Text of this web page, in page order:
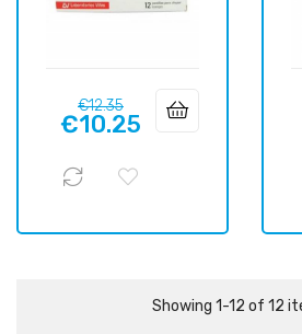
Regular
price
€12.35Price
€10.25
Showing 1-12 of 12